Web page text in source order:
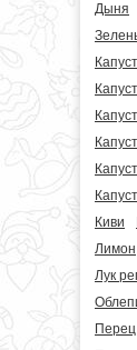
Дыня
Киви
Лимон
Лук
Перец